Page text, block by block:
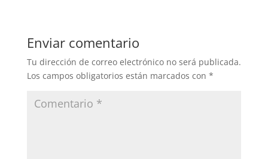
Enviar comentario
Tu dirección de correo electrónico no será publicada.
Los campos obligatorios están marcados con *